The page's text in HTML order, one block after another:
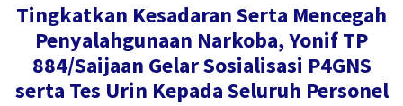
Tingkatkan Kesadaran Serta Mencegah
Penyalahgunaan Narkoba, Yonif TP
884/Saijaan Gelar Sosialisasi P4GNS
serta Tes Urin Kepada Seluruh Personel